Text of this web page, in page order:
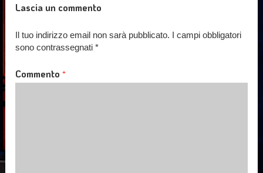
Lascia un commento
Il tuo indirizzo email non sarà pubblicato. I campi obbligatori
sono contrassegnati*
Commento*